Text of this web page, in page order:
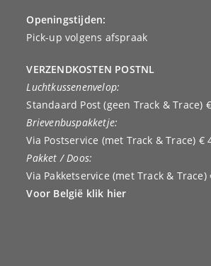
Openingstijden:
Pick-up volgens afspraak
VERZENDKOSTEN POSTNL
Luchtkussenenvelop:
Standaard Post (geen Track & Trace)
Brievenbuspakketje:
Via Postservice (met Track & Trace) €
Pakket / Doos:
Via Pakketservice (met Track & Trace)
Voor België klik hier